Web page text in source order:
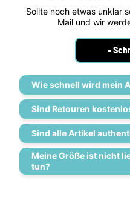
Sollte noch etwas unklar
Mail und wir
-
Wie schnell wird mein
Sind Retouren
Sind alle Artikel
Meine Größe ist nicht
tun?